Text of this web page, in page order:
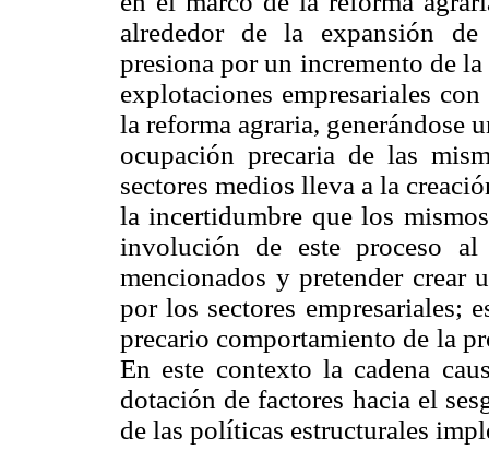
alrededor de la expansión
presiona por un incremento de
explotaciones empresariales
la reforma agraria, generándose
ocupación precaria de las
sectores medios lleva a la
la incertidumbre que los
involución de este proceso al
mencionados y pretender crear
por los sectores empresariales;
precario comportamiento de la
En este contexto la cadena
dotación de factores hacia el
de las políticas estructurales